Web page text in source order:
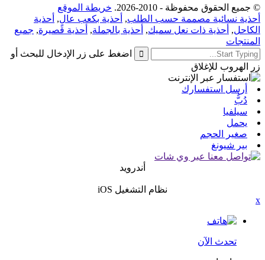
© جميع الحقوق محفوظة - 2010-2026.
خريطة الموقع
أحذية نسائية مصممة حسب الطلب, أحذية بكعب عالٍ, أحذية
الكاحل, أحذية ذات نعل سميك, أحذية بالجملة, أحذية قصيرة, جميع
المنتجات
اضغط على زر الإدخال للبحث أو
زر الهروب للإغلاق
أرسل استفسارك
دُبٌّ
سيلفيا
يحمل
صغير الحجم
بير شيونغ
أندرويد
نظام التشغيل iOS
x
تحدث الآن